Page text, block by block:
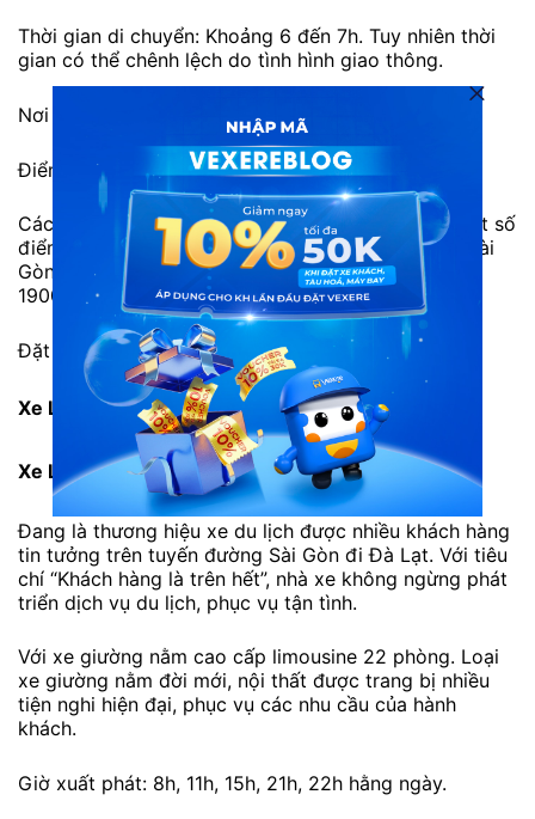
Thời gian di chuyển: Khoảng 6 đến 7h. Tuy nhiên thời
gian có thể chênh lệch do tình hình giao thông.
Nơi đi: 2H Ba Gia, Tân Bình, Sài Gòn.
Điểm đến: 39 Nguyễn Văn Cừ, Đà Lạt
Các điểm đón cố định: Có hỗ trợ đón khách tại một số
điểm trên đường xe đi. Có hỗ trợ trung chuyển ở Sài
Gòn và Đà Lạt. Hành khách nên liên hệ về tổng đài
1900888684 để được tư vấn.
Đặt vé trực tuyến ngay:
Xe Long Vân từ Sài Gòn đi Đà Lạt
Xe Long Vân từ Đà Lạt đi Sài Gòn
Đang là thương hiệu xe du lịch được nhiều khách hàng
tin tưởng trên tuyến đường Sài Gòn đi Đà Lạt. Với tiêu
chí “Khách hàng là trên hết”, nhà xe không ngừng phát
triển dịch vụ du lịch, phục vụ tận tình.
Với xe giường nằm cao cấp limousine 22 phòng. Loại
xe giường nằm đời mới, nội thất được trang bị nhiều
tiện nghi hiện đại, phục vụ các nhu cầu của hành
khách.
Giờ xuất phát: 8h, 11h, 15h, 21h, 22h hằng ngày.